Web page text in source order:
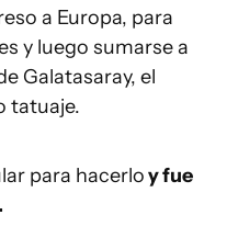
a Europa, para
y luego sumarse a
Galatasaray, el
tatuaje.
para hacerloy fue